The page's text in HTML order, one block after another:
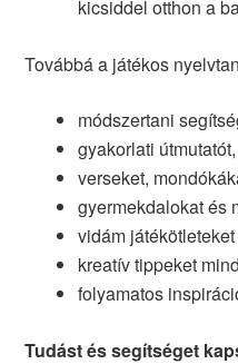
kicsiddel otthon a
Továbbá a játékos
módszertani
gyakorlati útmutatót,
verseket,
gyermekdalokat és
vidám
kreatív tippeket
folyamatos
Tudást és segítséget